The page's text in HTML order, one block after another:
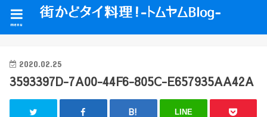
menu
2020.02.25
3593397D-7A00-44F6-805C-E657935AA42A
LINE